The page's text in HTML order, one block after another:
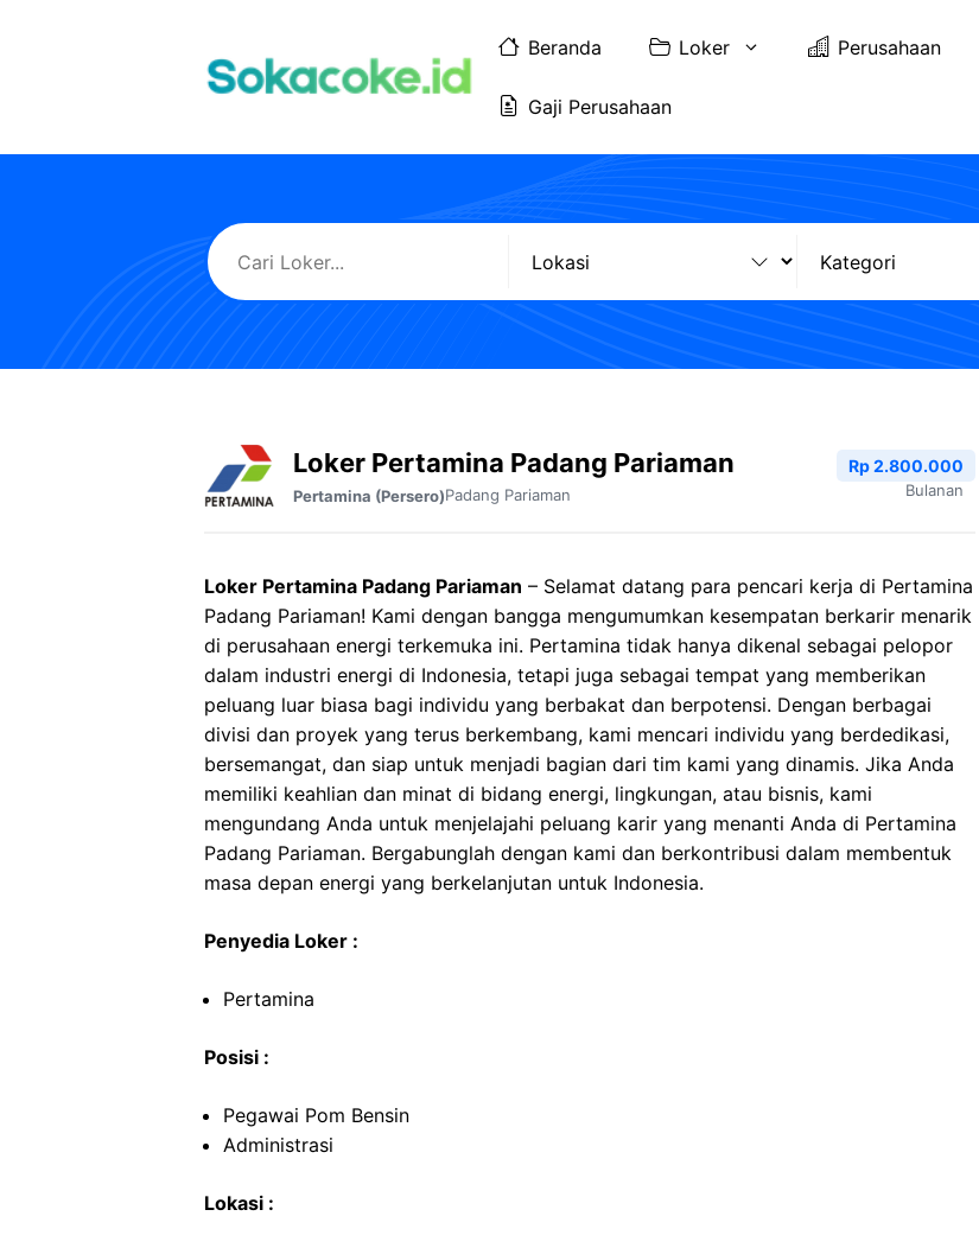
Beranda Loker Perusahaan
Gaji Perusahaan
Loker Pertamina Padang Pariaman
Pertamina (Persero)Padang Pariaman
Rp 2.800.000
Bulanan
Loker Pertamina Padang Pariaman – Selamat datang para pencari kerja di Pertamina
Padang Pariaman! Kami dengan bangga mengumumkan kesempatan berkarir menarik
di perusahaan energi terkemuka ini. Pertamina tidak hanya dikenal sebagai pelopor
dalam industri energi di Indonesia, tetapi juga sebagai tempat yang memberikan
peluang luar biasa bagi individu yang berbakat dan berpotensi. Dengan berbagai
divisi dan proyek yang terus berkembang, kami mencari individu yang berdedikasi,
bersemangat, dan siap untuk menjadi bagian dari tim kami yang dinamis. Jika Anda
memiliki keahlian dan minat di bidang energi, lingkungan, atau bisnis, kami
mengundang Anda untuk menjelajahi peluang karir yang menanti Anda di Pertamina
Padang Pariaman. Bergabunglah dengan kami dan berkontribusi dalam membentuk
masa depan energi yang berkelanjutan untuk Indonesia.
Penyedia Loker :
Pertamina
Posisi :
Pegawai Pom Bensin
Administrasi
Lokasi :